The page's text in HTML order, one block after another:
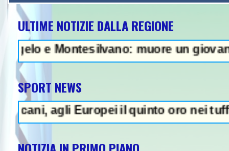
ULTIME NOTIZIE DALLA REGIONE
Montesilvano: muore un giovane - In
SPORT NEWS
Europei il quinto oro nei tuffi
- Raid russi su Kiev, tre morti